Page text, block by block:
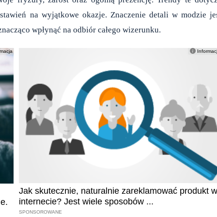
na wyjątkowe okazje. Znaczenie detali w modzie
wpłynąć na odbiór całego wizerunku.